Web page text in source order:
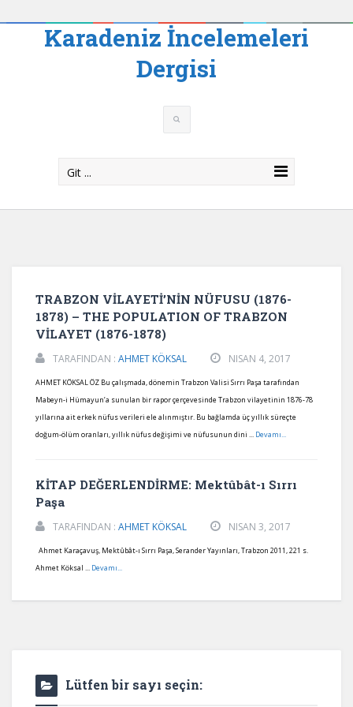
Karadeniz İncelemeleri
Dergisi
Git ...
TRABZON VİLAYETİ’NİN NÜFUSU (1876-
1878) – THE POPULATION OF TRABZON
VİLAYET (1876-1878)
TARAFINDAN : AHMET KÖKSAL NISAN 4, 2017
AHMET KÖKSAL ÖZ Bu çalışmada, dönemin Trabzon Valisi Sırrı Paşa tarafından
Mabeyn-i Hümayun’a sunulan bir rapor çerçevesinde Trabzon vilayetinin 1876-78
yıllarına ait erkek nüfus verileri ele alınmıştır. Bu bağlamda üç yıllık süreçte
doğum-ölüm oranları, yıllık nüfus değişimi ve nüfusunun dini ... Devamı...
KİTAP DEĞERLENDİRME: Mektûbât-ı Sırrı
Paşa
TARAFINDAN : AHMET KÖKSAL NISAN 3, 2017
Ahmet Karaçavuş, Mektûbât-ı Sırrı Paşa, Serander Yayınları, Trabzon 2011, 221 s.
Ahmet Köksal ... Devamı...
Lütfen bir sayı seçin: